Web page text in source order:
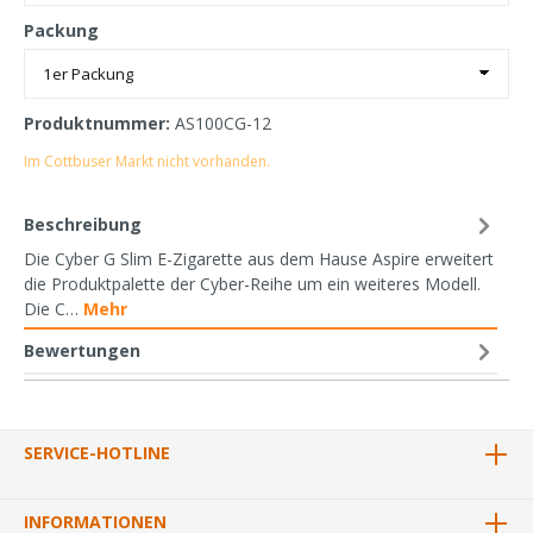
Packung
Produktnummer: AS100CG-12
Im Cottbuser Markt nicht vorhanden.
Beschreibung
Die Cyber G Slim E-Zigarette aus dem Hause Aspire erweitert
die Produktpalette der Cyber-Reihe um ein weiteres Modell.
Die C… Mehr
Bewertungen
SERVICE-HOTLINE
INFORMATIONEN